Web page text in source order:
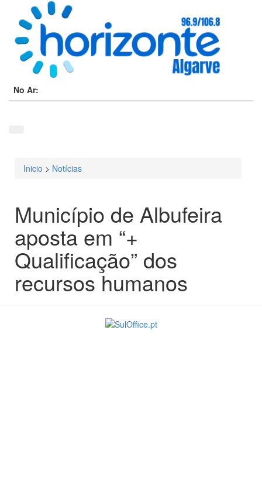
No Ar:
Está aqui
Inicio > Notícias
Município de Albufeira
aposta em “+
Qualificação” dos
recursos humanos